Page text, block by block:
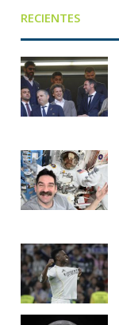
RECIENTES